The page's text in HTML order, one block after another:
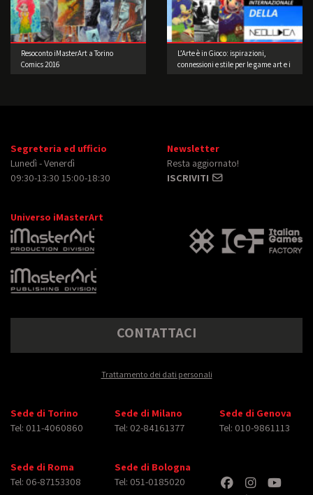
Resoconto iMasterArt a Torino
Comics 2016
L’Arte è in Gioco: ispirazioni,
connessioni e stile per le game art e i
Segreteria ed ufficio
Lunedì - Venerdì
09:30-13:30 15:00-18:30
Newsletter
Resta aggiornato!
ISCRIVITI
Universo iMasterArt
CONTATTACI
Trattamento dei dati personali
Sede di Torino
Tel: 011-4060860
Sede di Milano
Tel: 02-84161377
Sede di Genova
Tel: 010-9861113
Sede di Roma
Tel: 06-87153308
Sede di Bologna
Tel: 051-0185020